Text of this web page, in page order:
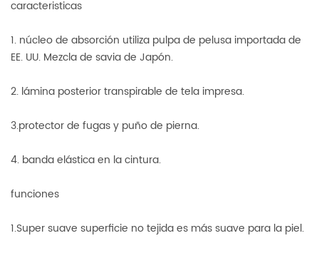
caracteristicas
1. núcleo de absorción utiliza pulpa de pelusa importada de
EE. UU. Mezcla de savia de Japón.
2. lámina posterior transpirable de tela impresa.
3.protector de fugas y puño de pierna.
4. banda elástica en la cintura.
funciones
1.Super suave superficie no tejida es más suave para la piel.